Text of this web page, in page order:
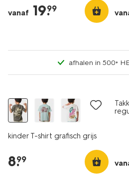
vanaf 19.
99
afhalen in 500+
kinder T-shirt grafisch grijs
8.
99